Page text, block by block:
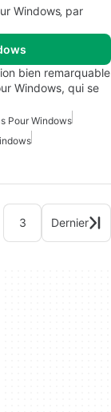
Windows‚ par
bien remarquable
Windows, qui se
Pour Windows
3 Dernier